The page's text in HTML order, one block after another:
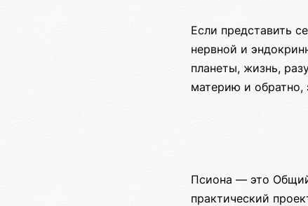
Если представить
нервной и
планеты, жизнь,
материю и
Псиона — это
практический